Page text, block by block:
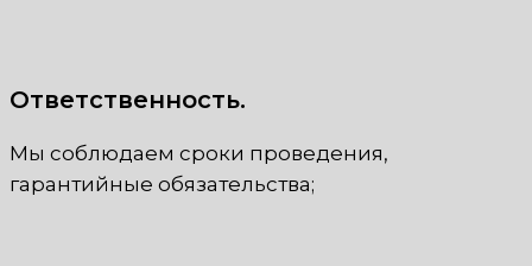
Ответственность.
Мы соблюдаем сроки проведения,
гарантийные обязательства;